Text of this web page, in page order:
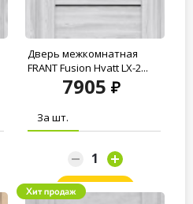
Дверь межкомнатная
FRANT Fusion Hyatt LX-2...
7905
За шт.
Заказать